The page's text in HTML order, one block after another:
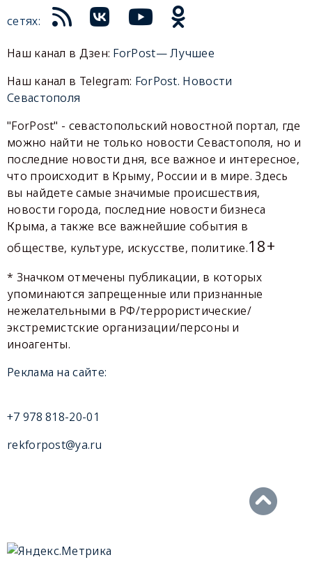
сетях:
Наш канал в Дзен: ForPost— Лучшее
Наш канал в Telegram: ForPost. Новости
Севастополя
"ForPost" - севастопольский новостной портал, где
можно найти не только новости Севастополя, но и
последние новости дня, все важное и интересное,
что происходит в Крыму, России и в мире. Здесь
вы найдете самые значимые происшествия,
новости города, последние новости бизнеса
Крыма, а также все важнейшие события в
обществе, культуре, искусстве, политике.18+
* Значком отмечены публикации, в которых
упоминаются запрещенные или признанные
нежелательными в РФ/террористические/
экстремистские организации/персоны и
иноагенты.
Реклама на сайте:
+7 978 818-20-01
rekforpost@ya.ru